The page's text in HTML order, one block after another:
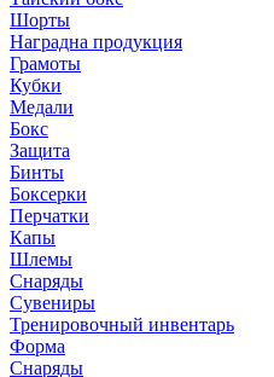
Шорты
Наградна продукция
Грамоты
Кубки
Медали
Бокс
Защита
Бинты
Боксерки
Перчатки
Капы
Шлемы
Снаряды
Сувениры
Тренировочный инвентарь
Форма
Снаряды